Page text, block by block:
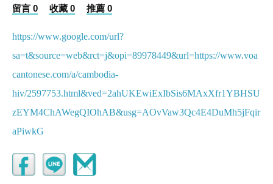
留言 0 收藏 0 推薦 0
https://www.google.com/url?
sa=t&source=web&rct=j&opi=89978449&url=https://www.voa
cantonese.com/a/cambodia-
hiv/2597753.html&ved=2ahUKEwiExIbSis6MAxXfr1YBHSU
zEYM4ChAWegQIOhAB&usg=AOvVaw3Qc4E4DuMh5jFqir
aPiwkG